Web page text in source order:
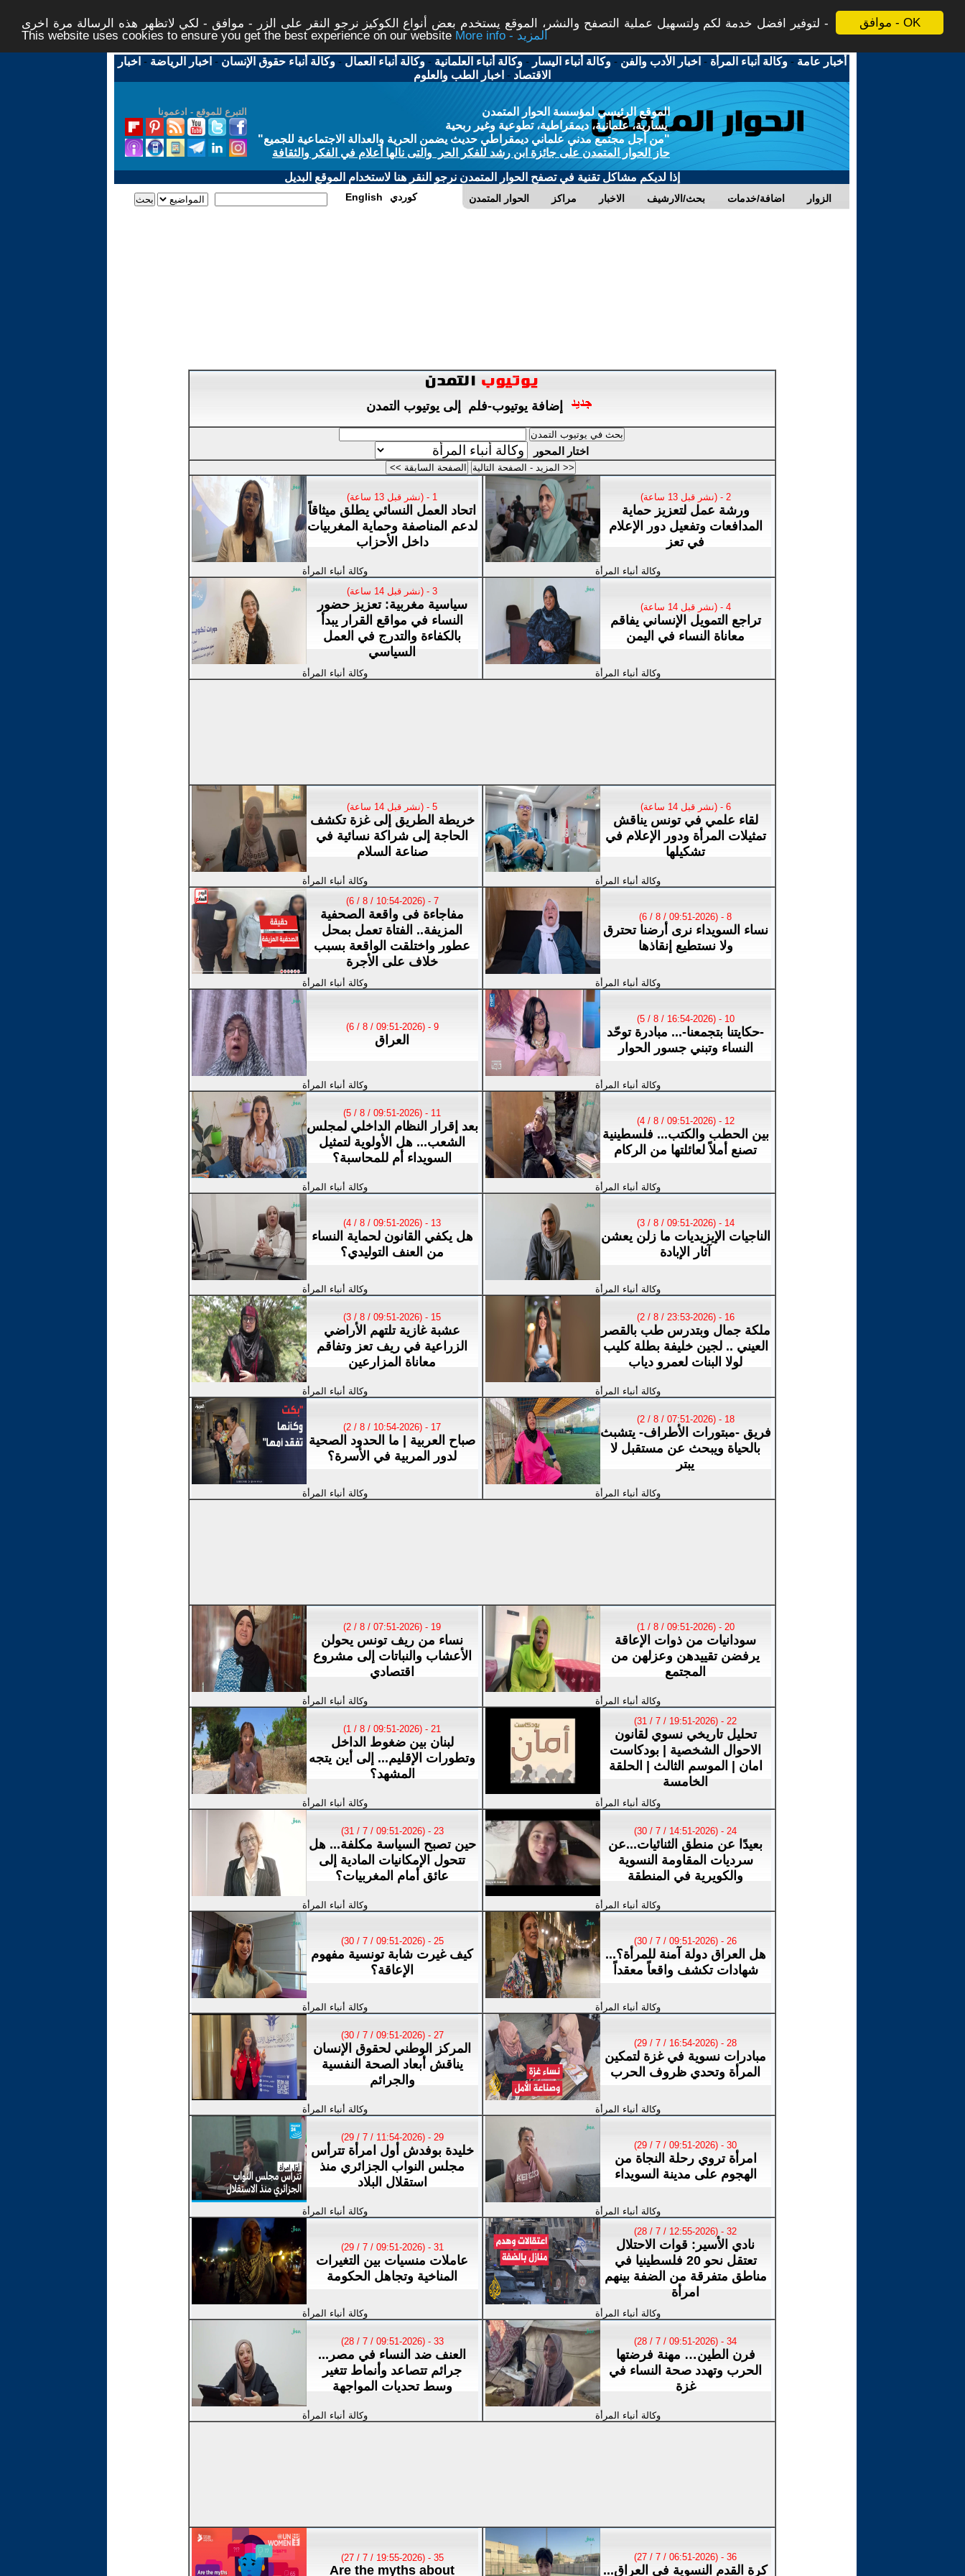
موافق - OK
لتوفير افضل خدمة لكم ولتسهيل عملية التصفح والنشر، الموقع يستخدم بعض أنواع الكوكيز نرجو النقر على الزر - موافق - لكي لاتظهر هذه الرسالة مرة اخرى -
This website uses cookies to ensure you get the best experience on our website
More info - المزيد
أخبار عامة -وكالة أنباء المرأة - اخبار الأدب والفن -وكالة أنباء اليسار -وكالة أنباء العلمانية -وكالة أنباء العمال -وكالة أنباء حقوق الإنسان - اخبار الرياضة - اخبار
الاقتصاد - اخبار الطب والعلوم
التبرع للموقع - ادعمونا
الموقع الرئيسي لمؤسسة الحوار المتمدن
يسارية، علمانية، ديمقراطية، تطوعية وغير ربحية
"من أجل مجتمع مدني علماني ديمقراطي حديث يضمن الحرية والعدالة الاجتماعية للجميع"
حاز الحوار المتمدن على جائزة ابن رشد للفكر الحر والتى نالها أعلام في الفكر والثقافة
إذا لديكم مشاكل تقنية في تصفح الحوار المتمدن نرجو النقر هنا لاستخدام الموقع البديل
الحوار المتمدن مراكز الاخبار بحث/الارشيف اضافة/خدمات الزوار English كوردي
اختار المحور
1 - (نشر قبل 13 ساعة)
اتحاد العمل النسائي يطلق ميثاقاً
لدعم المناصفة وحماية المغربيات
داخل الأحزاب
وكالة أنباء المرأة
2 - (نشر قبل 13 ساعة)
ورشة عمل لتعزيز حماية
المدافعات وتفعيل دور الإعلام
في تعز
وكالة أنباء المرأة
3 - (نشر قبل 14 ساعة)
سياسية مغربية: تعزيز حضور
النساء في مواقع القرار يبدأ
بالكفاءة والتدرج في العمل
السياسي
وكالة أنباء المرأة
4 - (نشر قبل 14 ساعة)
تراجع التمويل الإنساني يفاقم
معاناة النساء في اليمن
وكالة أنباء المرأة
5 - (نشر قبل 14 ساعة)
خريطة الطريق إلى غزة تكشف
الحاجة إلى شراكة نسائية في
صناعة السلام
وكالة أنباء المرأة
6 - (نشر قبل 14 ساعة)
لقاء علمي في تونس يناقش
تمثيلات المرأة ودور الإعلام في
تشكيلها
وكالة أنباء المرأة
7 - (10:54-2026 / 8 / 6)
مفاجاءة فى واقعة الصحفية
المزيفة.. الفتاة تعمل بمحل
عطور واختلقت الواقعة بسبب
خلاف على الأجرة
وكالة أنباء المرأة
8 - (09:51-2026 / 8 / 6)
نساء السويداء نرى أرضنا تحترق
ولا نستطيع إنقاذها
وكالة أنباء المرأة
9 - (09:51-2026 / 8 / 6)
العراق
وكالة أنباء المرأة
10 - (16:54-2026 / 8 / 5)
-حكايتنا بتجمعنا-... مبادرة توحّد
النساء وتبني جسور الحوار
وكالة أنباء المرأة
11 - (09:51-2026 / 8 / 5)
بعد إقرار النظام الداخلي لمجلس
الشعب... هل الأولوية لتمثيل
السويداء أم للمحاسبة؟
وكالة أنباء المرأة
12 - (09:51-2026 / 8 / 4)
بين الحطب والكتب... فلسطينية
تصنع أملاً لعائلتها من الركام
وكالة أنباء المرأة
13 - (09:51-2026 / 8 / 4)
هل يكفي القانون لحماية النساء
من العنف التوليدي؟
وكالة أنباء المرأة
14 - (09:51-2026 / 8 / 3)
الناجيات الإيزيديات ما زلن يعشن
آثار الإبادة
وكالة أنباء المرأة
15 - (09:51-2026 / 8 / 3)
عشبة غازية تلتهم الأراضي
الزراعية في ريف تعز وتفاقم
معاناة المزارعين
وكالة أنباء المرأة
16 - (23:53-2026 / 8 / 2)
ملكة جمال وبتدرس طب بالقصر
العيني .. لجين خليفة بطلة كليب
لولا البنات لعمرو دياب
وكالة أنباء المرأة
17 - (10:54-2026 / 8 / 2)
صباح العربية | ما الحدود الصحية
لدور المربية في الأسرة؟
وكالة أنباء المرأة
18 - (07:51-2026 / 8 / 2)
فريق -مبتورات الأطراف- يتشبث
بالحياة ويبحث عن مستقبل لا
يبتر
وكالة أنباء المرأة
19 - (07:51-2026 / 8 / 2)
نساء من ريف تونس يحولن
الأعشاب والنباتات إلى مشروع
اقتصادي
وكالة أنباء المرأة
20 - (09:51-2026 / 8 / 1)
سودانيات من ذوات الإعاقة
يرفضن تقييدهن وعزلهن من
المجتمع
وكالة أنباء المرأة
21 - (09:51-2026 / 8 / 1)
لبنان بين ضغوط الداخل
وتطورات الإقليم... إلى أين يتجه
المشهد؟
وكالة أنباء المرأة
22 - (19:51-2026 / 7 / 31)
تحليل تاريخي نسوي لقانون
الاحوال الشخصية | بودكاست
امان | الموسم الثالث | الحلقة
الخامسة
وكالة أنباء المرأة
23 - (09:51-2026 / 7 / 31)
حين تصبح السياسة مكلفة... هل
تتحول الإمكانيات المادية إلى
عائق أمام المغربيات؟
وكالة أنباء المرأة
24 - (14:51-2026 / 7 / 30)
بعيدًا عن منطق الثنائيات...عن
سرديات المقاومة النسوية
والكويرية في المنطقة
وكالة أنباء المرأة
25 - (09:51-2026 / 7 / 30)
كيف غيرت شابة تونسية مفهوم
الإعاقة؟
وكالة أنباء المرأة
26 - (09:51-2026 / 7 / 30)
هل العراق دولة آمنة للمرأة؟...
شهادات تكشف واقعاً معقداً
وكالة أنباء المرأة
27 - (09:51-2026 / 7 / 30)
المركز الوطني لحقوق الإنسان
يناقش أبعاد الصحة النفسية
والجرائم
وكالة أنباء المرأة
28 - (16:54-2026 / 7 / 29)
مبادرات نسوية في غزة لتمكين
المرأة وتحدي ظروف الحرب
وكالة أنباء المرأة
29 - (11:54-2026 / 7 / 29)
خليدة بوفدش أول امرأة تترأس
مجلس النواب الجزائري منذ
استقلال البلاد
وكالة أنباء المرأة
30 - (09:51-2026 / 7 / 29)
امرأة تروي رحلة النجاة من
الهجوم على مدينة السويداء
وكالة أنباء المرأة
31 - (09:51-2026 / 7 / 29)
عاملات منسيات بين التغيرات
المناخية وتجاهل الحكومة
وكالة أنباء المرأة
32 - (12:55-2026 / 7 / 28)
نادي الأسير: قوات الاحتلال
تعتقل نحو 20 فلسطينيا في
مناطق متفرقة من الضفة بينهم
امرأة
وكالة أنباء المرأة
33 - (09:51-2026 / 7 / 28)
العنف ضد النساء في مصر...
جرائم تتصاعد وأنماط تتغير
وسط تحديات المواجهة
وكالة أنباء المرأة
34 - (09:51-2026 / 7 / 28)
فرن الطين… مهنة فرضتها
الحرب وتهدد صحة النساء في
غزة
وكالة أنباء المرأة
35 - (19:55-2026 / 7 / 27)
Are the myths about
36 - (06:51-2026 / 7 / 27)
كرة القدم النسوية في العراق...